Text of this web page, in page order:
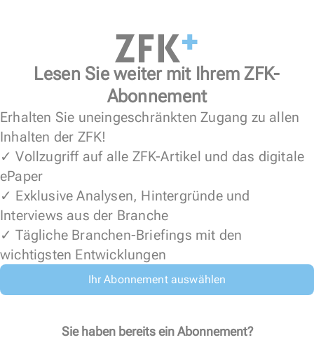
Lesen Sie weiter mit Ihrem ZFK-
Abonnement
Erhalten Sie uneingeschränkten Zugang zu allen
Inhalten der ZFK!
✓ Vollzugriff auf alle ZFK-Artikel und das digitale
ePaper
✓ Exklusive Analysen, Hintergründe und
Interviews aus der Branche
✓ Tägliche Branchen-Briefings mit den
wichtigsten Entwicklungen
Ihr Abonnement auswählen
Sie haben bereits ein Abonnement?